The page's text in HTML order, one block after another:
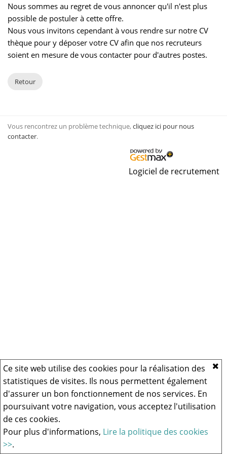
Ce site web utilise des cookies pour la réalisation des
statistiques de visites. Ils nous permettent également
d'assurer un bon fonctionnement de nos services. En
poursuivant votre navigation, vous acceptez l'utilisation
de ces cookies.
Pour plus d'informations, Lire la politique des cookies
>>.
Nous sommes au regret de vous annoncer qu'il n'est plus
possible de postuler à cette offre.
Nous vous invitons cependant à vous rendre sur notre CV
thèque pour y déposer votre CV afin que nos recruteurs
soient en mesure de vous contacter pour d'autres postes.
Retour
Vous rencontrez un problème technique,cliquez ici pour nous
contacter.
Logiciel de recrutement